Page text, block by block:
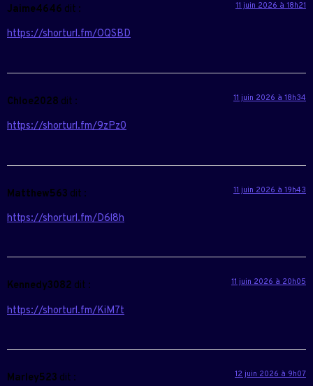
Jaime4646 dit : 11 juin 2026 à 18h21
https://shorturl.fm/OQSBD
Chloe2028 dit : 11 juin 2026 à 18h34
https://shorturl.fm/9zPz0
Matthew563 dit : 11 juin 2026 à 19h43
https://shorturl.fm/D6l8h
Kennedy3082 dit : 11 juin 2026 à 20h05
https://shorturl.fm/KiM7t
Marley523 dit : 12 juin 2026 à 9h07